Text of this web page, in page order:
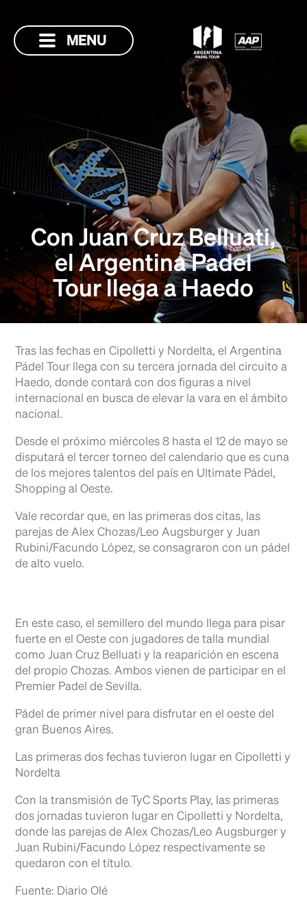
MENU
Con Juan Cruz Belluati,
el Argentina Padel
Tour llega a Haedo
Tras las fechas en Cipolletti y Nordelta, el Argentina
Pádel Tour llega con su tercera jornada del circuito a
Haedo, donde contará con dos figuras a nivel
internacional en busca de elevar la vara en el ámbito
nacional.
Desde el próximo miércoles 8 hasta el 12 de mayo se
disputará el tercer torneo del calendario que es cuna
de los mejores talentos del país en Ultimate Pádel,
Shopping al Oeste.
Vale recordar que, en las primeras dos citas, las
parejas de Alex Chozas/Leo Augsburger y Juan
Rubini/Facundo López, se consagraron con un pádel
de alto vuelo.
En este caso, el semillero del mundo llega para pisar
fuerte en el Oeste con jugadores de talla mundial
como Juan Cruz Belluati y la reaparición en escena
del propio Chozas. Ambos vienen de participar en el
Premier Padel de Sevilla.
Pádel de primer nivel para disfrutar en el oeste del
gran Buenos Aires.
Las primeras dos fechas tuvieron lugar en Cipolletti y
Nordelta
Con la transmisión de TyC Sports Play, las primeras
dos jornadas tuvieron lugar en Cipolletti y Nordelta,
donde las parejas de Alex Chozas/Leo Augsburger y
Juan Rubini/Facundo López respectivamente se
quedaron con el título.
Fuente: Diario Olé